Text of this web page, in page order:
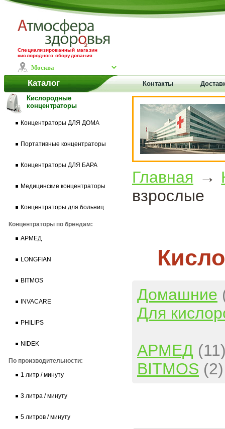
Специализированный магазин
кислородного оборудования
Каталог Контакты
Кислородные
концентраторы
Концентраторы ДЛЯ ДОМА
Портативные концентраторы
Концентраторы ДЛЯ БАРА
Медицинские концентраторы
Концентраторы для больниц
Концентраторы по брендам:
АРМЕД
LONGFIAN
BITMOS
INVACARE
PHILIPS
NIDEK
По производительности:
1 литр / минуту
3 литра / минуту
5 литров / минуту
Главная →
взрослые
Домашние
Для
АРМЕД
BITMOS (2)